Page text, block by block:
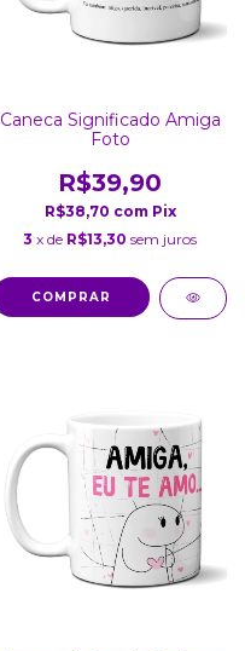
Caneca Significado Amiga
Foto
R$39,90
R$38,70 com Pix
3 x de R$13,30 sem juros
COMPRAR